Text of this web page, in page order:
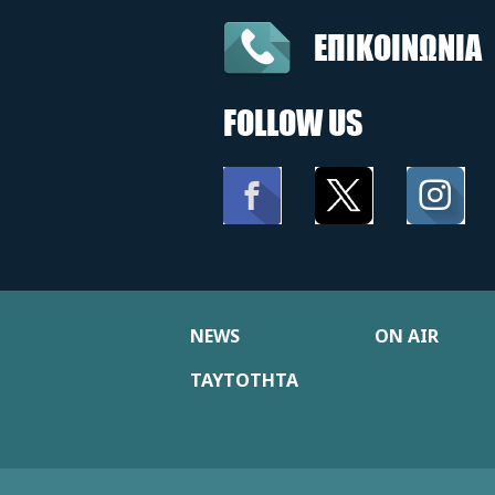
ΕΠΙΚΟΙΝΩΝΙΑ
FOLLOW US
NEWS ON AIR
ΤΑΥΤΟΤΗΤΑ